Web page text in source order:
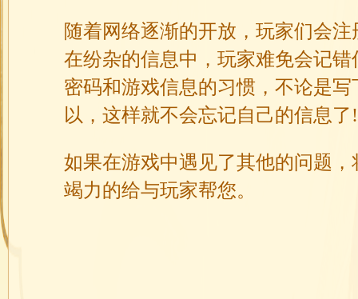
随着网络逐渐的开放，玩家们会
在纷杂的信息中，玩家难免会记
密码和游戏信息的习惯，不论是
以，这样就不会忘记自己的信息了!
如果在游戏中遇见了其他的问题
竭力的给与玩家帮您。